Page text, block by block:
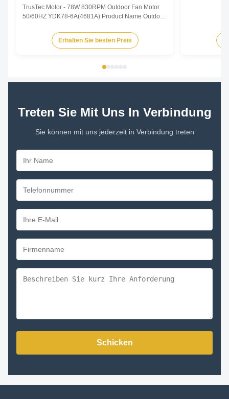
TrusTec Motor - 78W 830RPM Outdoor Fan Motor
50/60HZ YDK78-6A(4681A) Product Name Outdoor
Output Power 78W Pole 6P AMPS 0.83A Speed
900RPM Capacitor 6μF/370V Insulation Class
Erhalten Sie besten Preis
Treten Sie Mit Uns In Verbindung
Sie können mit uns jederzeit in Verbindung treten
Schicken